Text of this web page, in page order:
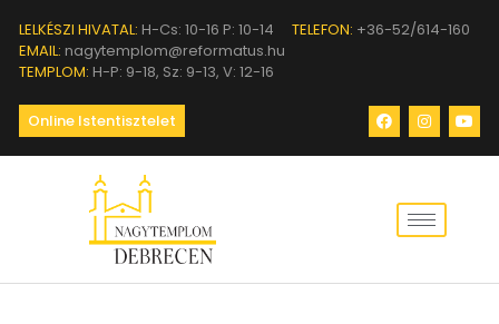
LELKÉSZI HIVATAL: H-Cs: 10-16 P: 10-14 TELEFON: +36-52/614-160
EMAIL: nagytemplom@reformatus.hu
TEMPLOM: H-P: 9-18, Sz: 9-13, V: 12-16
Online Istentisztelet